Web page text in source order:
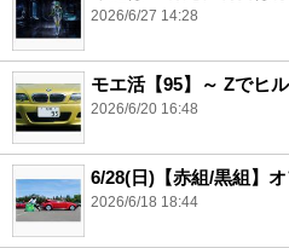
2026/6/27 14:28
モエ活【95】～ Zでヒ
2026/6/20 16:48
6/28(日)【赤組/黒組】オ
2026/6/18 18:44